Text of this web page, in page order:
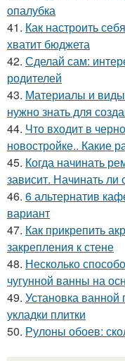
опалубка
41. Как настроить
хватит бюджета
42. Сделай сам:
родителей
43. Материалы и виды
нужно знать для
44. Что входит в
новостройке.. Какие
45. Когда начинать
зависит. Начинать ли
46. 6 альтернатив
вариант
47. Как прикрепить
закрепления к стене
48. Несколько
чугунной ванны на
49. Установка ванной
укладки плитки
50. Рулоны обоев: